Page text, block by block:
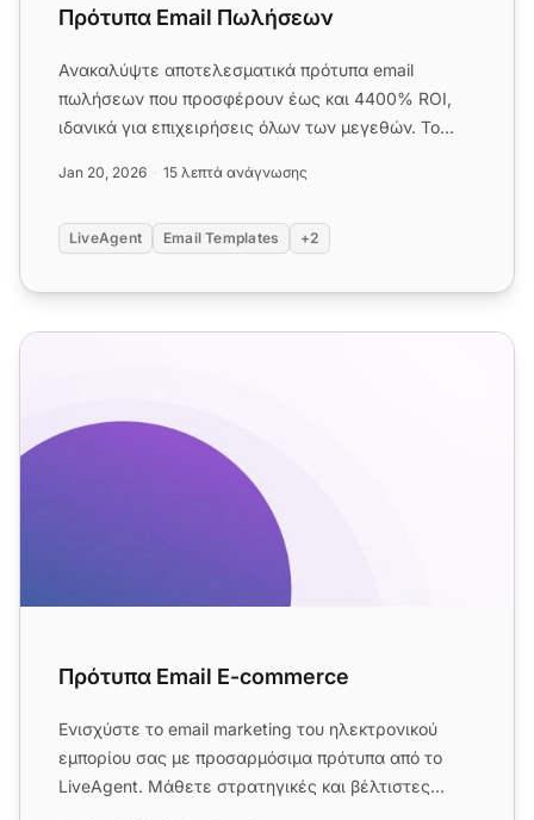
Πρότυπα Email Πωλήσεων
Ανακαλύψτε αποτελεσματικά πρότυπα email
πωλήσεων που προσφέρουν έως και 4400% ROI,
ιδανικά για επιχειρήσεις όλων των μεγεθών. Το
Jan 20, 2026 15 λεπτά ανάγνωσης
LiveAgent Email Templates +2
Πρότυπα Email E-commerce
Πρότυπα Email E-commerce
Ενισχύστε το email marketing του ηλεκτρονικού
εμπορίου σας με προσαρμόσιμα πρότυπα από το
LiveAgent. Μάθετε στρατηγικές και βέλτιστες